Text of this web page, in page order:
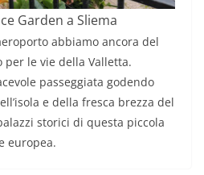
Garden a Sliema
abbiamo ancora del
le vie della Valletta.
passeggiata godendo
e della fresca brezza del
storici di questa piccola
europea.